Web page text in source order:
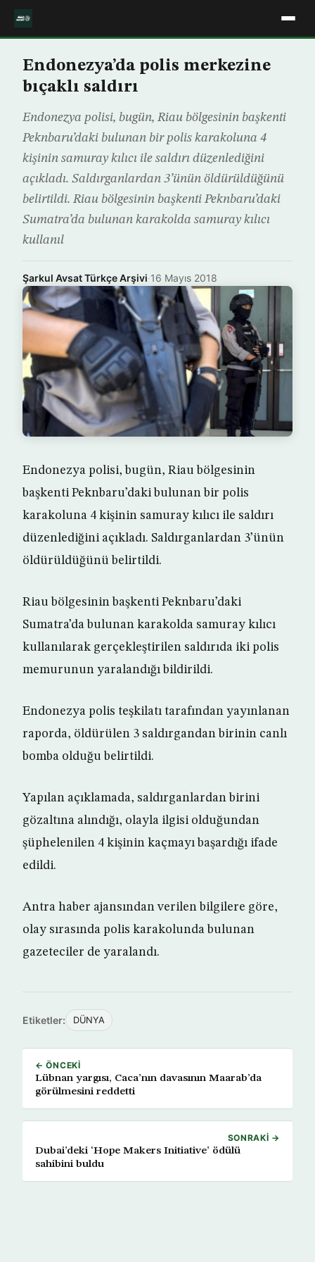
Endonezya’da polis merkezine
bıçaklı saldırı
Endonezya polisi, bugün, Riau bölgesinin başkenti
Peknbaru’daki bulunan bir polis karakoluna 4
kişinin samuray kılıcı ile saldırı düzenlediğini
açıkladı. Saldırganlardan 3’ünün öldürüldüğünü
belirtildi. Riau bölgesinin başkenti Peknbaru’daki
Sumatra’da bulunan karakolda samuray kılıcı
kullanıl
Şarkul Avsat Türkçe Arşivi·16 Mayıs 2018
Endonezya polisi, bugün, Riau bölgesinin
başkenti Peknbaru’daki bulunan bir polis
karakoluna 4 kişinin samuray kılıcı ile saldırı
düzenlediğini açıkladı. Saldırganlardan 3’ünün
öldürüldüğünü belirtildi.
Riau bölgesinin başkenti Peknbaru’daki
Sumatra’da bulunan karakolda samuray kılıcı
kullanılarak gerçekleştirilen saldırıda iki polis
memurunun yaralandığı bildirildi.
Endonezya polis teşkilatı tarafından yayınlanan
raporda, öldürülen 3 saldırgandan birinin canlı
bomba olduğu belirtildi.
Yapılan açıklamada, saldırganlardan birini
gözaltına alındığı, olayla ilgisi olduğundan
şüphelenilen 4 kişinin kaçmayı başardığı ifade
edildi.
Antra haber ajansından verilen bilgilere göre,
olay sırasında polis karakolunda bulunan
gazeteciler de yaralandı.
Etiketler: DÜNYA
← ÖNCEKI
Lübnan yargısı, Caca’nın davasının Maarab’da
görülmesini reddetti
SONRAKI →
Dubai’deki ‘Hope Makers Initiative’ ödülü
sahibini buldu